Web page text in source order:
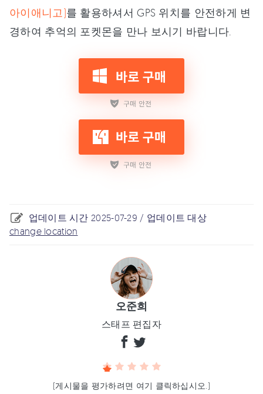
아이애니고)를 활용하셔서 GPS 위치를 안전하게 변
경하여 추억의 포켓몬을 만나 보시기 바랍니다.
업데이트 시간 2025-07-29 / 업데이트 대상
change location
오준희
스태프 편집자
(게시물을 평가하려면 여기 클릭하십시오.)